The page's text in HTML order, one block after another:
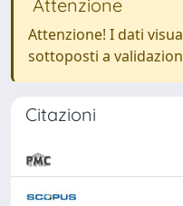
Attenzione
Attenzione! I dati
sottoposti a
Citazioni